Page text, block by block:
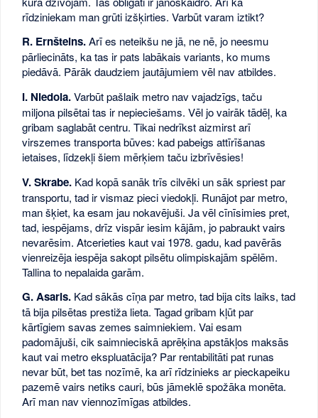
rīdziniekam man grūti izšķirties. Varbūt varam iztikt?
R. Ernšteins.Arī es neteikšu ne jā, ne nē, jo neesmu
pārliecināts, ka tas ir pats labākais variants, ko mums
piedāvā. Pārāk daudziem jautājumiem vēl nav atbildes.
I. Niedola.Varbūt pašlaik metro nav vajadzīgs, taču
miljona pilsētai tas ir nepieciešams. Vēl jo vairāk tādēļ, ka
gribam saglabāt centru. Tikai nedrīkst aizmirst arī
virszemes transporta būves: kad pabeigs attīrīšanas
ietaises, līdzekļi šiem mērķiem taču izbrīvēsies!
V. Skrabe. Kad kopā sanāk trīs cilvēki un sāk spriest par
transportu, tad ir vismaz pieci viedokļi. Runājot par metro,
man šķiet, ka esam jau nokavējuši. Ja vēl cīnīsimies pret,
tad, iespējams, drīz vispār iesim kājām, jo pabraukt vairs
nevarēsim. Atcerieties kaut vai 1978. gadu, kad pavērās
vienreizēja iespēja sakopt pilsētu olimpiskajām spēlēm.
Tallina to nepalaida garām.
G. Asaris. Kad sākās cīņa par metro, tad bija cits laiks, tad
tā bija pilsētas prestiža lieta. Tagad gribam kļūt par
kārtīgiem savas zemes saimniekiem. Vai esam
padomājuši, cik saimnieciskā aprēķina apstākļos maksās
kaut vai metro ekspluatācija? Par rentabilitāti pat runas
nevar būt, bet tas nozīmē, ka arī rīdzinieks ar pieckapeiku
pazemē vairs netiks cauri, būs jāmeklē spožāka monēta.
Arī man nav viennozīmīgas atbildes.